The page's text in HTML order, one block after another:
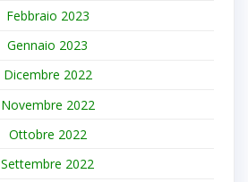
Febbraio 2023
Gennaio 2023
Dicembre 2022
Novembre 2022
Ottobre 2022
Settembre 2022